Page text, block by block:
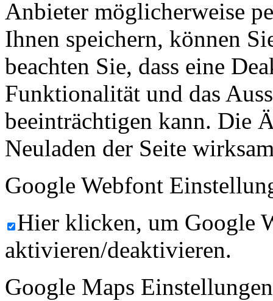
Anbieter möglicherweise
Ihnen speichern, können
beachten Sie, dass eine
Funktionalität und das
beeinträchtigen kann. Die
Neuladen der Seite
Google Webfont
Hier klicken, um Google
aktivieren/deaktivieren.
Google Maps